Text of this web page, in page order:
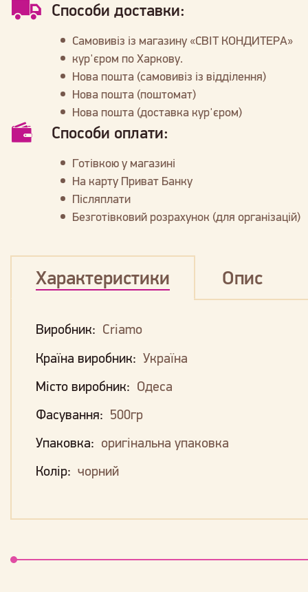
Способи доставки:
Самовивіз із магазину «СВІТ КОНДИТЕРА»
кур'єром по Харкову.
Нова пошта (самовивіз із відділення)
Нова пошта (поштомат)
Нова пошта (доставка кур'єром)
Способи оплати:
Готівкою у магазині
На карту Приват Банку
Післяплати
Безготівковий розрахунок (для організацій)
Характеристики Опис
Виробник: Criamo
Країна виробник: Україна
Місто виробник: Одеса
Фасування: 500гр
Упаковка: оригінальна упаковка
Колір: чорний